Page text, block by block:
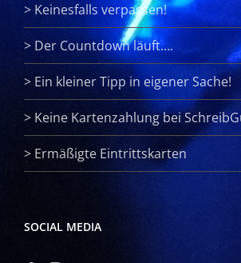
> Keinesfalls verpassen!
> Der Countdown läuft….
> Ein kleiner Tipp in eigener Sache!
> Keine Kartenzahlung bei
> Ermäßigte Eintrittskarten
SOCIAL MEDIA